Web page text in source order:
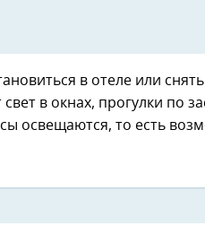
в отеле или
свет в окнах, прогулки по
освещаются, то есть